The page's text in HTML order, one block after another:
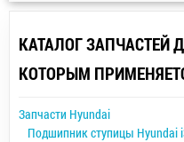
КАТАЛОГ ЗАПЧАСТЕЙ
КОТОРЫМ
Запчасти Hyundai
Подшипник ступицы Hyundai